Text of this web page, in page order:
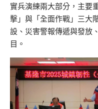
實兵演練兩大部分，主要
擊」與「全面作戰」三大
設、災害警報傳遞與發放
目。